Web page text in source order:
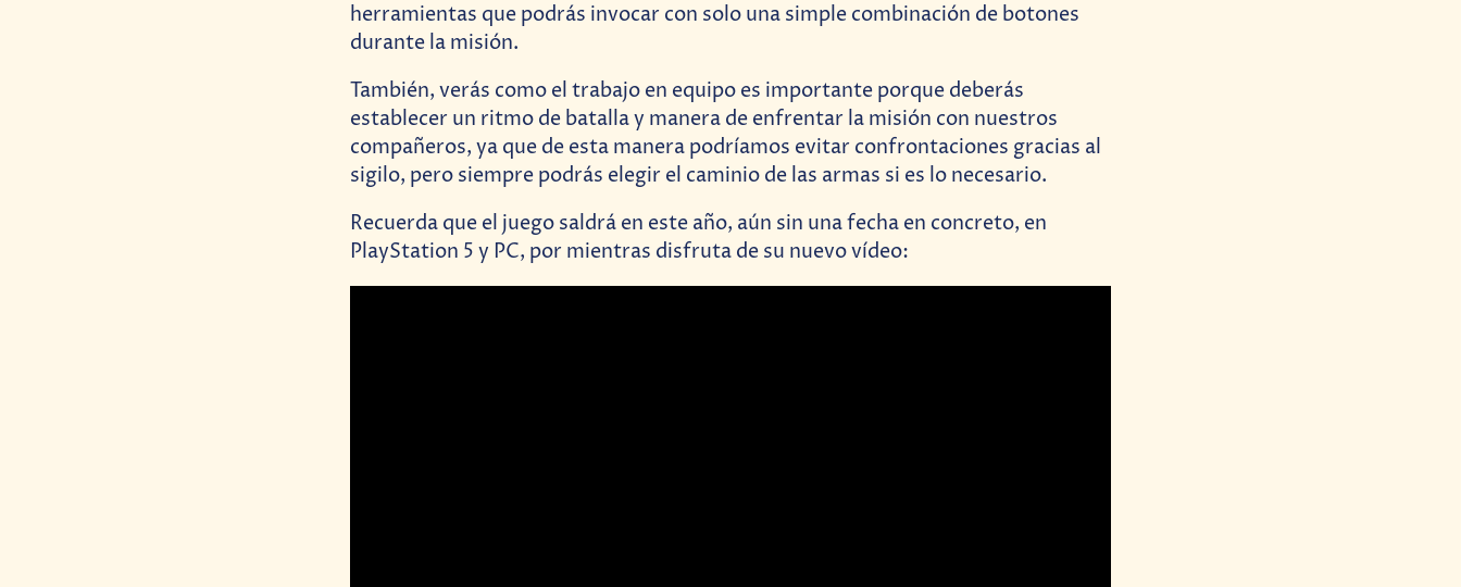
herramientas que podrás invocar con solo una simple combinación de botones
durante la misión.
También, verás como el trabajo en equipo es importante porque deberás
establecer un ritmo de batalla y manera de enfrentar la misión con nuestros
compañeros, ya que de esta manera podríamos evitar confrontaciones gracias al
sigilo, pero siempre podrás elegir el caminio de las armas si es lo necesario.
Recuerda que el juego saldrá en este año, aún sin una fecha en concreto, en
PlayStation 5 y PC, por mientras disfruta de su nuevo vídeo: